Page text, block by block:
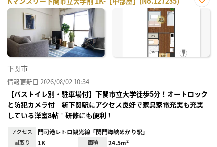
お気
下関市
情報更新日 2026/08/02 10:34
【バストイレ別・駐車場付】下関市立大学徒歩5分！オートロック
と防犯カメラ付 新下関駅にアクセス良好で家具家電充実も充実
している洋室8帖！研修にも便利！
アクセス 門司港レトロ観光線「関門海峡めかり駅」
間取り 1K 面積 24.5m²